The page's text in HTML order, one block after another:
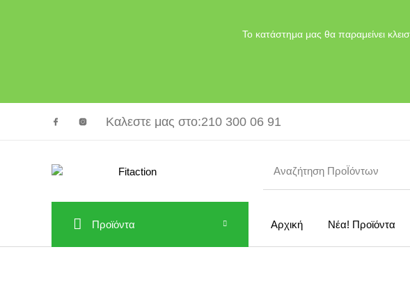
Το κατάστημα μας θα παραμείνει
Καλεστε μας στο:210 300 06 91
Αρχική Νέα! Προϊόντα
Προϊόντα